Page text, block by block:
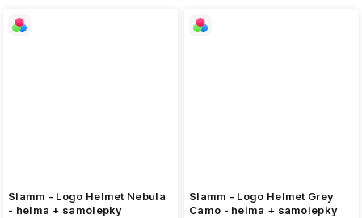
Slamm - Logo Helmet Nebula
- helma + samolepky
Slamm - Logo Helmet Grey
Camo - helma + samolepky